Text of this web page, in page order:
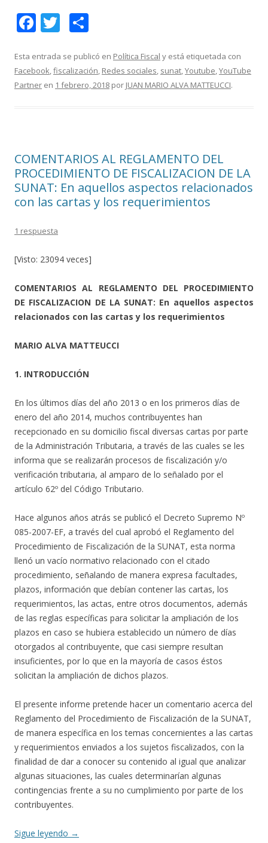
F
ac
e
b
T
w
itt
er
m
p
Esta entrada se publicó en Política Fiscal y está etiquetada con
Facebook fiscalización Redes sociales sunat Youtube YouTube
Partner en 1 febrero, 2018 por JUAN MARIO ALVA MATTEUCCI.
COMENTARIOS AL REGLAMENTO DEL
PROCEDIMIENTO DE FISCALIZACION DE LA
SUNAT: En aquellos aspectos relacionados
con las cartas y los requerimientos
1 respuesta
[Visto: 23094 veces]
COMENTARIOS AL REGLAMENTO DEL PROCEDIMIENTO
DE FISCALIZACION DE LA SUNAT: En aquellos aspectos
relacionados con las cartas y los requerimientos
MARIO ALVA MATTEUCCI
1. INTRODUCCIÓN
En los últimos días del año 2013 o en los primeros días de
enero del año 2014, muchos contribuyentes han
recepcionado en su domicilio fiscal diversas cartas por parte
de la Administración Tributaria, a través de las cuales se les
informa que se realizarán procesos de fiscalización y/o
verificación tributaria, al amparo de lo señalado por el
artículo 62º del Código Tributario.
Hace algunos años atrás se publicó el Decreto Supremo Nº
085-2007-EF, a través del cual aprobó el Reglamento del
Procedimiento de Fiscalización de la SUNAT, esta norma
llenó un vacío normativo relacionado con el citado
procedimiento, señalando de manera expresa facultades,
plazos, información que debían contener las cartas, los
requerimientos, las actas, entre otros documentos, además
de las reglas específicas para solicitar la ampliación de los
plazos en caso se hubiera establecido un número de días
otorgados al contribuyente, que casi siempre resultan
insuficientes, por lo que en la mayoría de casos éstos
solicitan la ampliación de dichos plazos.
El presente informe pretende hacer un comentario acerca del
Reglamento del Procedimiento de Fiscalización de la SUNAT,
de manera específica en los temas concernientes a las cartas
y requerimientos enviados a los sujetos fiscalizados, con la
finalidad de dar a conocer su contenido al igual que analizar
algunas situaciones, las cuales determinarían algunas
contingencias frente a su no cumplimiento por parte de los
contribuyentes.
Sigue leyendo →